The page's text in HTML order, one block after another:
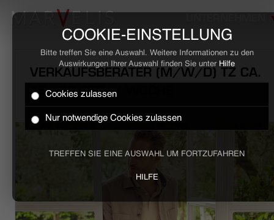
COOKIE-EINSTELLUNG
Bitte treffen Sie eine Auswahl. Weitere Informationen zu den
Auswirkungen Ihrer Auswahl finden Sie unter Hilfe
Cookies zulassen
Nur notwendige Cookies zulassen
TREFFEN SIE EINE AUSWAHL UM FORTZUFAHREN
HILFE
HOME
VERKAUFSBERATER (M/W/D) TZ CA.
15 - 20 STD. / WOCHE